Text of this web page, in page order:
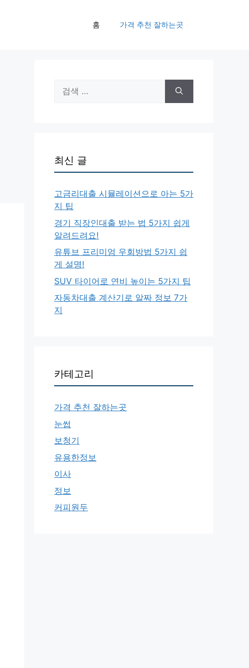
홈 가격 추천 잘하는곳
색:
최신 글
고금리대출 시뮬레이션으로 아는 5가
지 팁
경기 직장인대출 받는 법 5가지 쉽게
알려드려요!
유튜브 프리미엄 우회방법 5가지 쉽
게 설명!
SUV 타이어로 연비 높이는 5가지 팁
자동차대출 계산기로 알짜 정보 7가
지
카테고리
가격 추천 잘하는곳
눈썹
보청기
유용한정보
이사
정보
커피원두